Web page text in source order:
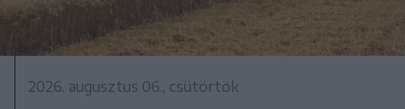
2026. augusztus 06., csütörtök